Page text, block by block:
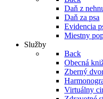
Daň z
Daň za psa
Evidencia
Miestny
Služby
Back
Obecná
Zberný
Virtuálny